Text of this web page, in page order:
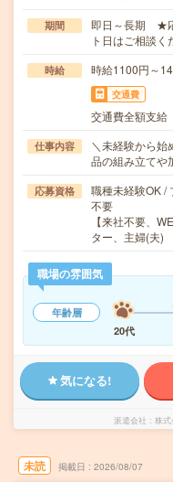
期間
即日～長期 ★
ト日はご相談
時給 時給1100円～
交通費
交通費全額支給
仕事内容
＼未経験から始
品の組み立てや
応募資格
職種未経験OK /
不要
【来社不要、
ター、主婦(夫)
職場の雰囲気
年齢層
20代
気になる!
派遣会社 株
未読 掲載日 2026/08/07